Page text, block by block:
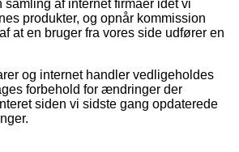
samling af internet firmaer idet vi
produkter, og opnår kommission
at en bruger fra vores side udfører en
og internet handler vedligeholdes
forbehold for ændringer der
siden vi sidste gang opdaterede